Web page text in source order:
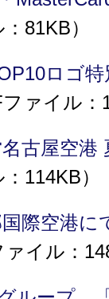
81KB）
ロゴ
ファイル：
名古屋空
114KB）
国際空港
ァイル：